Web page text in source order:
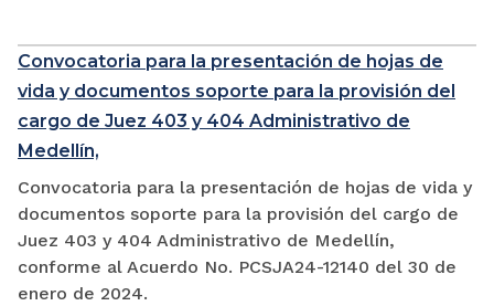
Convocatoria para la presentación de hojas de
vida y documentos soporte para la provisión del
cargo de Juez 403 y 404 Administrativo de
Medellín,
Convocatoria para la presentación de hojas de vida y
documentos soporte para la provisión del cargo de
Juez 403 y 404 Administrativo de Medellín,
conforme al Acuerdo No. PCSJA24-12140 del 30 de
enero de 2024.